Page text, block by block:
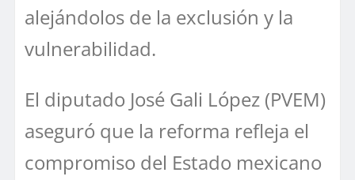
alejándolos de la exclusión y la
vulnerabilidad.
El diputado José Gali López (PVEM)
aseguró que la reforma refleja el
compromiso del Estado mexicano